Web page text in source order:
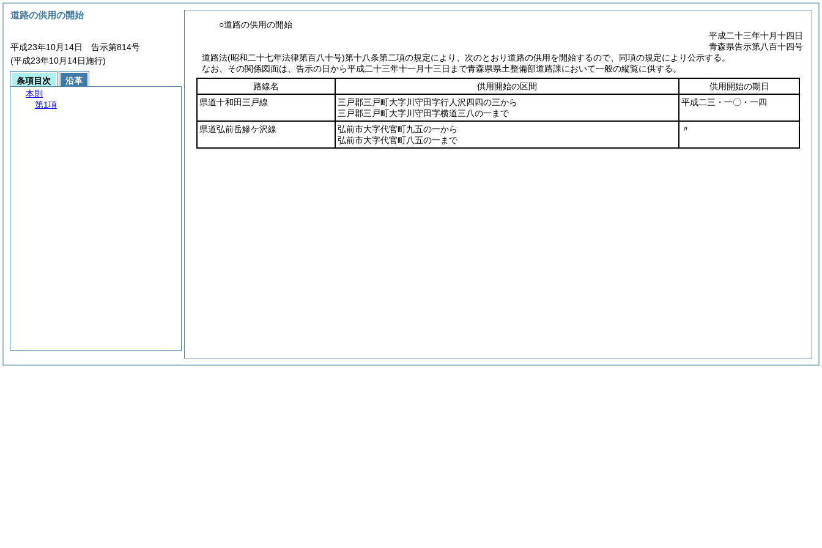
○道路の供用の開始
平成二十三年十月十四日
青森県告示第八百十四号
道路法(昭和二十七年法律第百八十号)第十八条第二項の規定により、次のとおり道路の供用を開始するので、同項の規定により公示する。
なお、その関係図面は、告示の日から平成二十三年十一月十三日まで青森県県土整備部道路課において一般の縦覧に供する。
路線名
供用開始の区間
供用開始の期日
県道十和田三戸線
三戸郡三戸町大字川守田字行人沢四四の三から
三戸郡三戸町大字川守田字横道三八の一まで
平成二三・一〇・一四
県道弘前岳鰺ケ沢線
弘前市大字代官町九五の一から
弘前市大字代官町八五の一まで
〃
道路の供用の開始
平成23年10月14日 告示第814号
(平成23年10月14日施行)
条項目次
沿革
本則
第1項